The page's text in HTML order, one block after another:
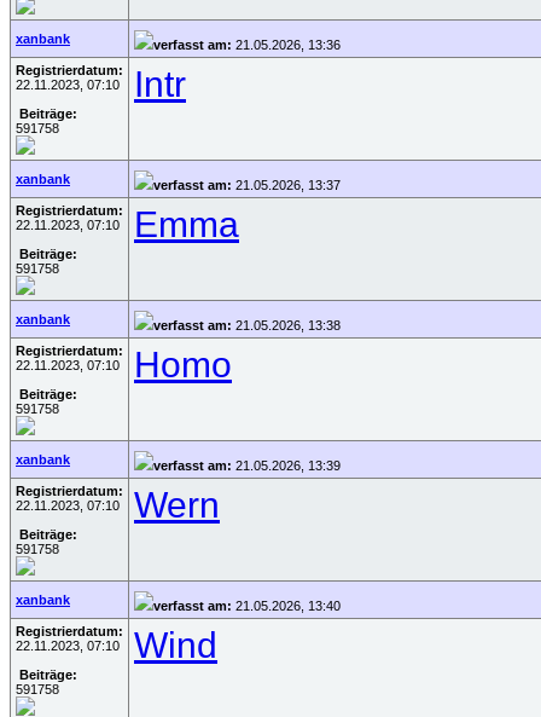
xanbank verfasst am: 21.05.2026, 13:36
Registrierdatum:
22.11.2023, 07:10
Beiträge:
591758
Intr
xanbank verfasst am: 21.05.2026, 13:37
Registrierdatum:
22.11.2023, 07:10
Beiträge:
591758
Emma
xanbank verfasst am: 21.05.2026, 13:38
Registrierdatum:
22.11.2023, 07:10
Beiträge:
591758
Homo
xanbank verfasst am: 21.05.2026, 13:39
Registrierdatum:
22.11.2023, 07:10
Beiträge:
591758
Wern
xanbank verfasst am: 21.05.2026, 13:40
Registrierdatum:
22.11.2023, 07:10
Beiträge:
591758
Wind